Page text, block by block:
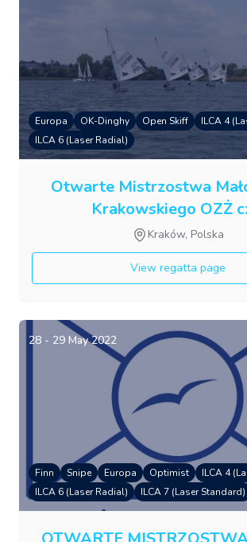
Europa OK-Dinghy Open Skiff
ILCA 4
ILCA 6 (Laser Radial)
Otwarte Mistrzostwa
Krakowskiego OZŻ
Kraków, Polska
View regatta page
28 - 29 May 2022
Finn Snipe Europa Optimist
ILCA 4
ILCA 6 (Laser Radial)
ILCA 7 (Laser Standard)